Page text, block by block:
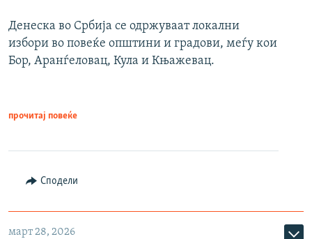
Денеска во Србија се одржуваат локални
избори во повеќе општини и градови, меѓу кои
Бор, Аранѓеловац, Кула и Књажевац.
прочитај повеќе
Сподели
март 28, 2026